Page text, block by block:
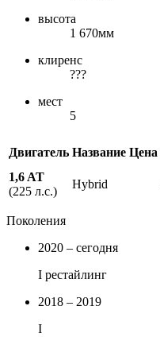
высота
1 670мм
клиренс
???
мест
5
Двигатель Название Цена
1,6 AT
(225 л.с.)
Hybrid
Поколения
2020 – сегодня
I рестайлинг
2018 – 2019
I